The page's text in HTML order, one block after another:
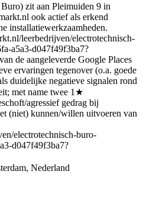
zit aan Pleimuiden 9 in
ook actief als erkend
installatiewerkzaamheden.
leerbedrijven/electrotechnisch-
a5a3-d047f49f3ba7?
de aangeleverde Google Places
ervaringen tegenover (o.a. goede
duidelijke negatieve signalen rond
met name twee 1★
agressief gedrag bij
(niet) kunnen/willen uitvoeren van
electrotechnisch-buro-
d047f49f3ba7?
Nederland